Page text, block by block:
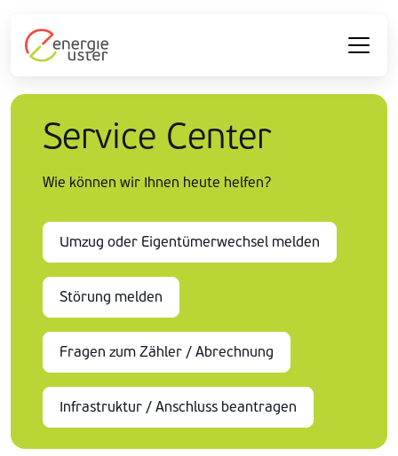
Service Center
Wie können wir Ihnen heute helfen?
Umzug oder Eigentümerwechsel melden
Störung melden
Fragen zum Zähler / Abrechnung
Infrastruktur / Anschluss beantragen